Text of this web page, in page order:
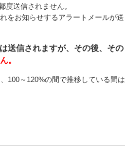
送信されません。
をお知らせするアラートメールが送
送信されますが、その後、その
。
100～120%の間で推移している間は